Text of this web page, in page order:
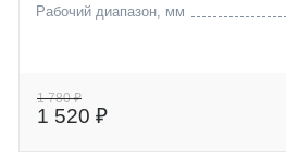
Рабочий диапазон, мм
1 780 ₽
1 520 ₽